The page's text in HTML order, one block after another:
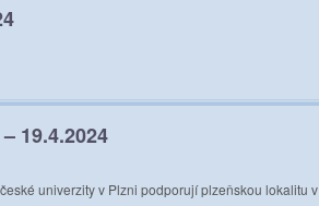
19.4.2024
univerzity v Plzni podporují plzeňskou lokalitu v